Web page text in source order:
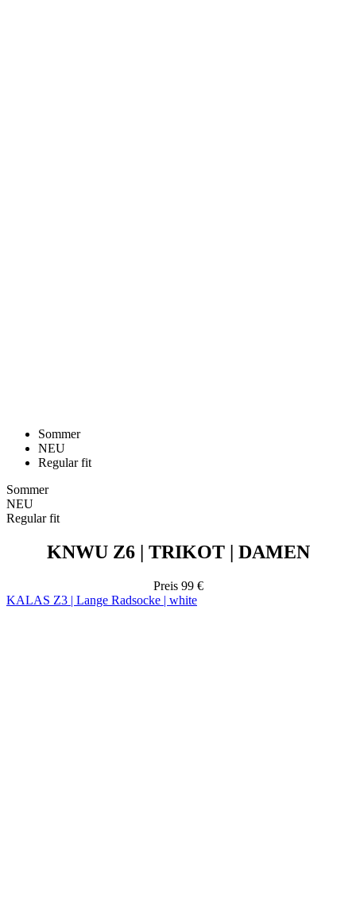
Sommer
NEU
Regular fit
Sommer
NEU
Regular fit
KNWU Z6 | TRIKOT | DAMEN
Preis99 €
KALAS Z3 | Lange Radsocke | white